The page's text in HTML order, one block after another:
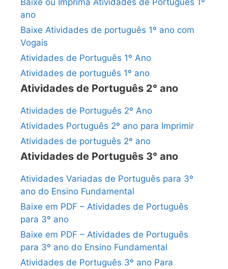
ano
Baixe Atividades de português 1º ano com
Vogais
Atividades de Português 1º Ano
Atividades de português 1º ano
Atividades de Português 2° ano
Atividades de Português 2º Ano
Atividades Português 2º ano para Imprimir
Atividades de português 2º ano
Atividades de Português 3° ano
Atividades Variadas de Português para 3º
ano do Ensino Fundamental
Baixe em PDF – Atividades de Português
para 3º ano
Baixe em PDF – Atividades de Português
para 3º ano do Ensino Fundamental
Atividades de Português 3º ano Para